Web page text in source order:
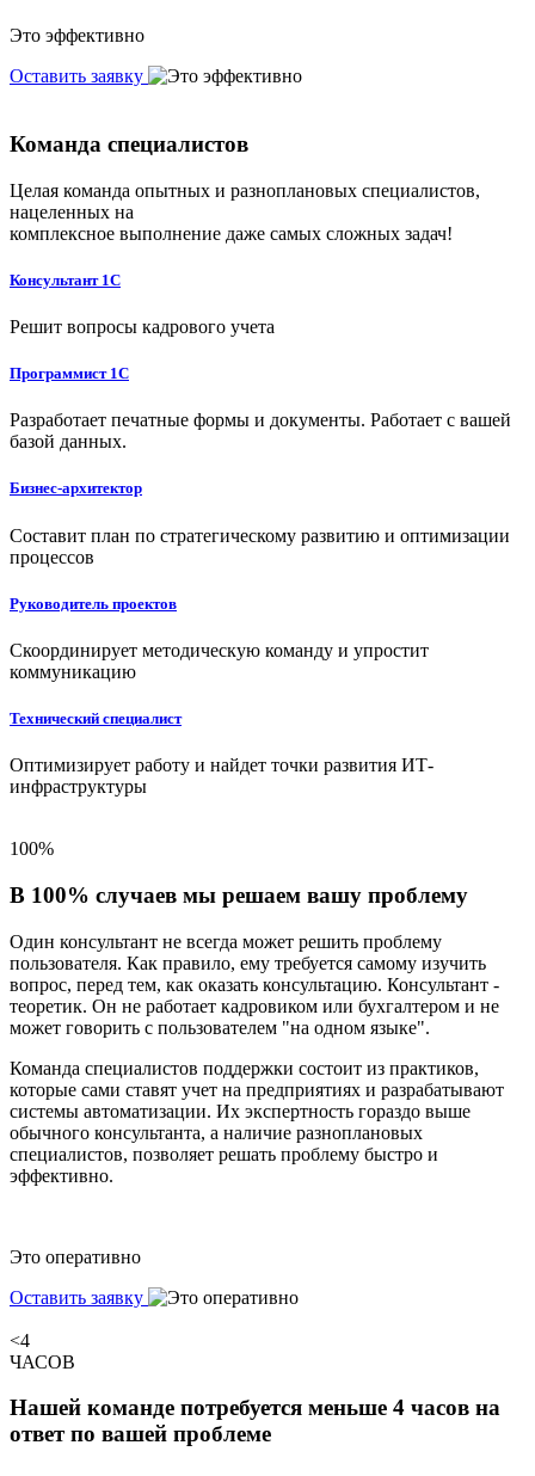
Это эффективно
Оставить заявку
Команда специалистов
Целая команда опытных и разноплановых специалистов,
нацеленных на
комплексное выполнение даже самых сложных задач!
Консультант 1С
Решит вопросы кадрового учета
Программист 1С
Разработает печатные формы и документы. Работает с вашей
базой данных.
Бизнес-архитектор
Составит план по стратегическому развитию и оптимизации
процессов
Руководитель проектов
Скоординирует методическую команду и упростит
коммуникацию
Технический специалист
Оптимизирует работу и найдет точки развития ИТ-
инфраструктуры
100%
В 100% случаев мы решаем вашу проблему
Один консультант не всегда может решить проблему
пользователя. Как правило, ему требуется самому изучить
вопрос, перед тем, как оказать консультацию. Консультант -
теоретик. Он не работает кадровиком или бухгалтером и не
может говорить с пользователем "на одном языке".
Команда специалистов поддержки состоит из практиков,
которые сами ставят учет на предприятиях и разрабатывают
системы автоматизации. Их экспертность гораздо выше
обычного консультанта, а наличие разноплановых
специалистов, позволяет решать проблему быстро и
эффективно.
Это оперативно
Оставить заявку
<4
ЧАСОВ
Нашей команде потребуется меньше 4 часов на
ответ по вашей проблеме